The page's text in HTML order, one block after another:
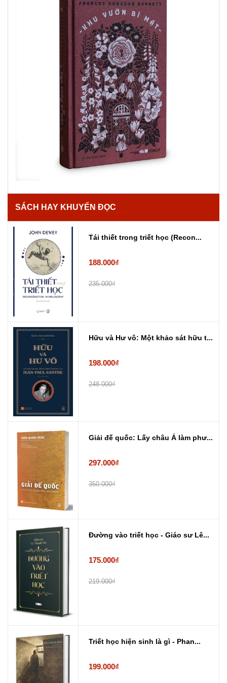
SÁCH HAY KHUYẾN ĐỌC
Tái thiết trong triết học (Recon...
188.000₫
235.000₫
Hữu và Hư vô: Một khảo sát hữu t...
198.000₫
248.000₫
Giải đế quốc: Lấy châu Á làm phư...
297.000₫
350.000₫
Đường vào triết học - Giáo sư Lê...
175.000₫
219.000₫
Triết học hiện sinh là gì - Phan...
199.000₫